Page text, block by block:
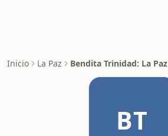
Inicio La Paz Bendita Trinidad: La Paz
BT